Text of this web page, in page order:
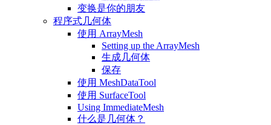
变换是你的朋友
程序式几何体
使用 ArrayMesh
Setting up the ArrayMesh
生成几何体
保存
使用 MeshDataTool
使用 SurfaceTool
Using ImmediateMesh
什么是几何体？